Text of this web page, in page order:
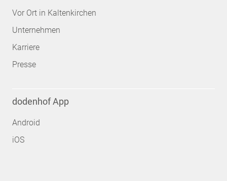
Vor Ort in Kaltenkirchen
Unternehmen
Karriere
Presse
dodenhof App
Android
iOS